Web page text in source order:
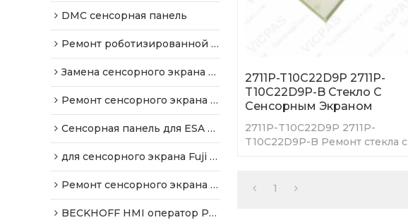
DMC сенсорная панель
Ремонт роботизированной подвески Teach
Замена сенсорного экрана Danielson
Ремонт сенсорного экрана EATON HMI
Сенсорная панель для ESA Repair
для сенсорного экрана Fuji Hakko
Ремонт сенсорного экрана EZ Automation HMI
BECKHOFF HMI оператор Ремонт
2711P-T10C22D9P 2711P-
T10C22D9P-B Стекло С
Сенсорным Экраном
2711P-T10C22D9P 2711P-
T10C22D9P-B Ремонт стекла с
год.
1